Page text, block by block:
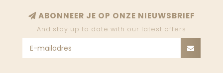
ABONNEER JE OP ONZE NIEUWSBRIEF
And stay up to date with our latest offers